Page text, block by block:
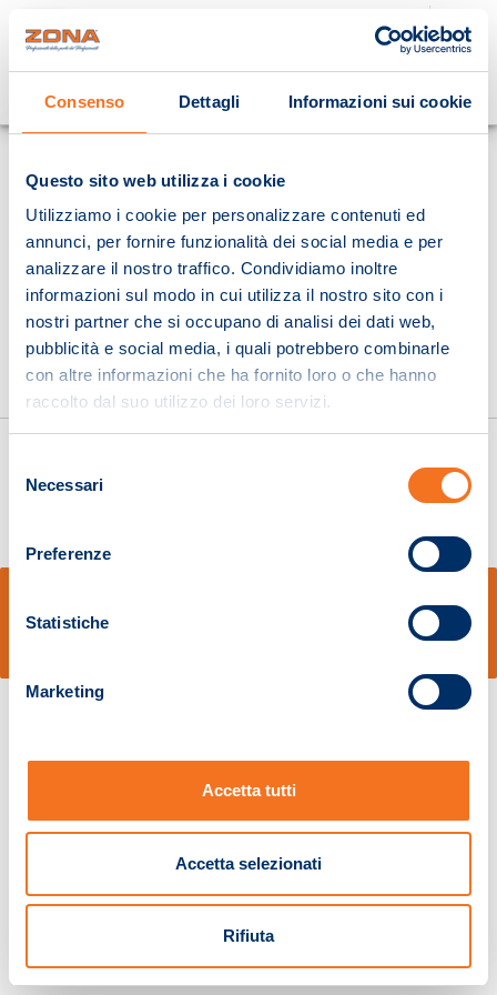
Consenso Dettagli Informazioni sui cookie
Questo sito web utilizza i cookie
Utilizziamo i cookie per personalizzare contenuti ed
annunci, per fornire funzionalità dei social media e per
analizzare il nostro traffico. Condividiamo inoltre
informazioni sul modo in cui utilizza il nostro sito con i
nostri partner che si occupano di analisi dei dati web,
pubblicità e social media, i quali potrebbero combinarle
con altre informazioni che ha fornito loro o che hanno
raccolto dal suo utilizzo dei loro servizi.
delNecessari
Preferenze
Statistiche
Marketing
Accetta tutti
Accetta selezionati
Rifiuta
Cosa stai cercando?
Pistoia 01680210505 – R.E.A. n.155974 - Cap.Soc. € 2.000.000,00 i.v. La
Società adotta il Codice Etico D.lgs. 231/01